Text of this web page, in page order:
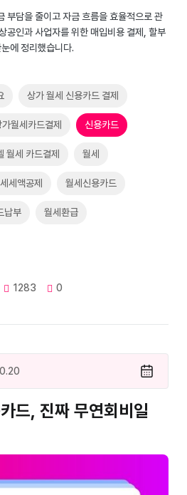
부담을 줄이고 자금 흐름을 효율적으로 관
공인과 사업자를 위한 매입비용 결제, 할부
에 정리했습니다.
상가 월세 신용카드 결제
월세카드결제 신용카드
월세 카드결제 월세
세액공제 월세신용카드
납부 월세환급
1283 0
드, 진짜 무연회비일